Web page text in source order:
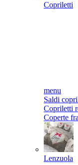
Copriletti
menu
Saldi
Copriletti
Coperte
Lenzuola